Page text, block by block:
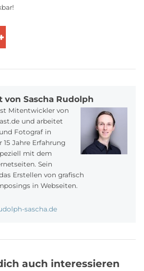
Sascha Rudolph
Mitentwickler von
und arbeitet
Fotograf in
15 Jahre Erfahrung
mit dem
Sein
Erstellen von grafisch
in Webseiten.
sascha.de
auch interessieren